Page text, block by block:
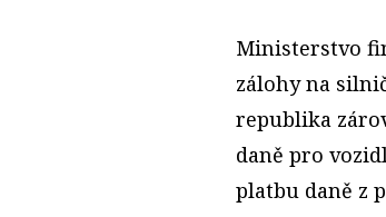
Ministerstvo
zálohy na
republika
daně pro
platbu daně z